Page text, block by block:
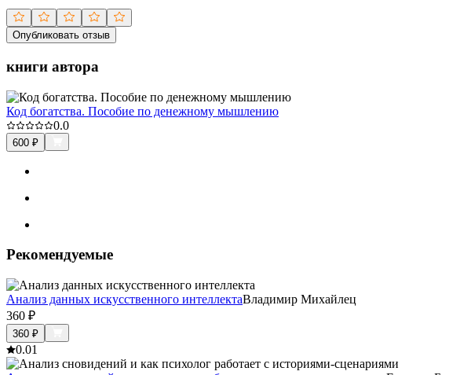
Опубликовать отзыв
книги автора
Код богатства. Пособие по денежному мышлению
0.0
600 ₽
Рекомендуемые
Анализ данных искусственного интеллектаВладимир Михайлец
360 ₽
360 ₽
0.01